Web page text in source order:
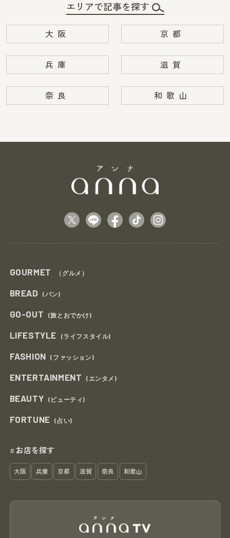
エリアで記事を探す
大阪 京都
兵庫 滋賀
奈良 和歌山
GOURMET （グルメ）
BREAD (パン)
GO-OUT (旅とおでかけ)
LIFESTYLE (ライフスタイル)
FASHION (ファッション)
ENTERTAINMENT (エンタメ)
BEAUTY (ビューティ)
FORTUNE (占い)
# お店を探す
大阪 兵庫 京都 滋賀 奈良 和歌山